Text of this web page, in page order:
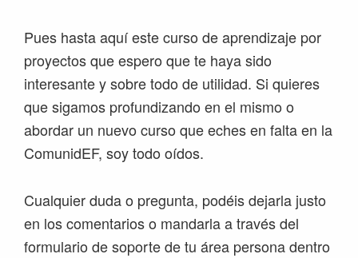
Pues hasta aquí este curso de aprendizaje por
proyectos que espero que te haya sido
interesante y sobre todo de utilidad. Si quieres
que sigamos profundizando en el mismo o
abordar un nuevo curso que eches en falta en la
ComunidEF, soy todo oídos.
Cualquier duda o pregunta, podéis dejarla justo
en los comentarios o mandarla a través del
formulario de soporte de tu área persona dentro